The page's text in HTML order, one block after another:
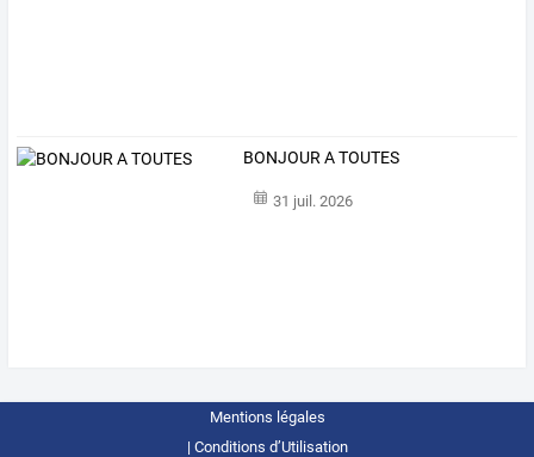
BONJOUR A TOUTES
31 juil. 2026
Mentions légales
Conditions d’Utilisation